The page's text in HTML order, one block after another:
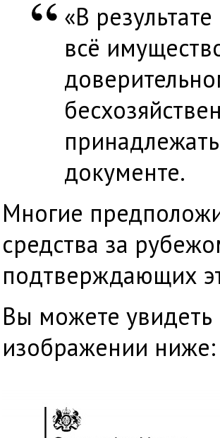
«В
всё
документе.
Многие
средства за
подтверждающих
Вы можете
изображении ниже: